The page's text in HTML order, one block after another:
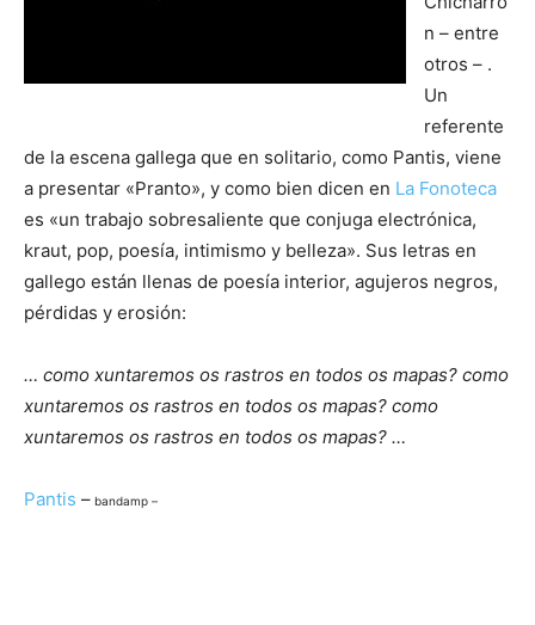
n – entre
otros – .
Un
referente
de la escena gallega que en solitario, como Pantis, viene
a presentar «Pranto», y como bien dicen en La Fonoteca
es «un trabajo sobresaliente que conjuga electrónica,
kraut, pop, poesía, intimismo y belleza». Sus letras en
gallego están llenas de poesía interior, agujeros negros,
pérdidas y erosión:
… como xuntaremos os rastros en todos os mapas? como
xuntaremos os rastros en todos os mapas? como
xuntaremos os rastros en todos os mapas? …
Pantis – bandamp –